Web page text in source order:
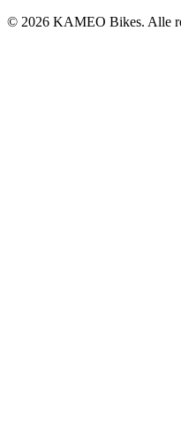
© 2026 KAMEO Bikes. Alle